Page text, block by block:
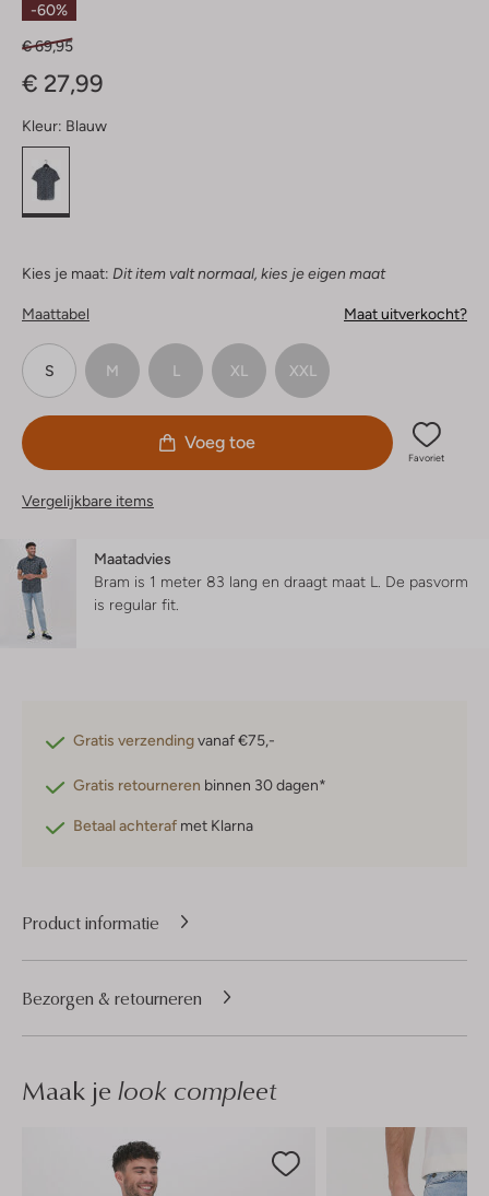
-60%
€ 69,95
€ 27,99
Kleur: Blauw
Kies je maat: Dit item valt normaal, kies je eigen maat
Maattabel Maat uitverkocht?
S M L XL XXL
Voeg toe
Favoriet
Vergelijkbare items
Maatadvies
Bram is 1 meter 83 lang en draagt maat L. De pasvorm
is regular fit
Gratis verzendingvanaf €75,-
Gratis retourneren binnen 30 dagen*
Betaal achteraf met Klarna
Product informatie
Bezorgen & retourneren
Maak je look compleet